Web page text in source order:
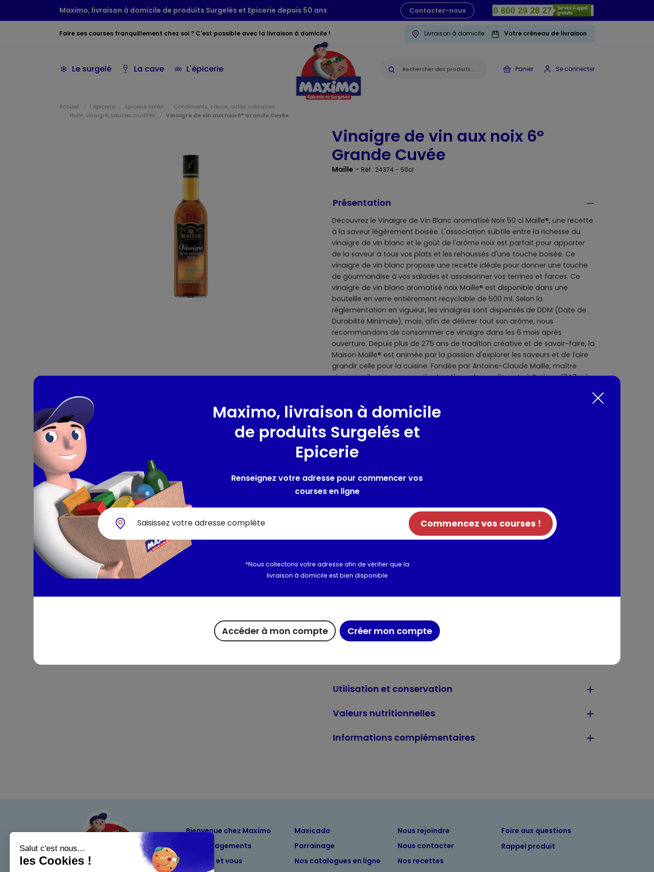
Maximo, livraison à domicile de produits Surgelés et Epicerie depuis 50 ans Contactez-nous
Faire ses courses tranquillement chez soi ? C'est possible avec la livraison à domicile ! Livraison à domicile Votre créneau de livraison
Le surgelé La cave L'épicerie Panier Se connecter
Accueil L'épicerie Epicerie salée
Condiments, sauce, aides culinaires
Huile, vinaigre, sauces crudités
Vinaigre de vin aux noix 6° Grande Cuvée
Vinaigre de vin aux noix 6°
Grande Cuvée
Maille - Réf : 24374 - 50cl
Présentation
Découvrez le Vinaigre de Vin Blanc aromatisé Noix 50 cl Maille®, une recette
à la saveur légèrement boisée. L'association subtile entre la richesse du
vinaigre de vin blanc et le goût de l'arôme noix est parfait pour apporter
de la saveur à tous vos plats et les rehaussés d'une touche boisée. Ce
vinaigre de vin blanc propose une recette idéale pour donner une touche
de gourmandise à vos salades et assaisonner vos terrines et farces. Ce
vinaigre de vin blanc aromatisé noix Maille® est disponible dans une
bouteille en verre entièrement recyclable de 500 ml. Selon la
réglementation en vigueur, les vinaigres sont dispensés de DDM (Date de
Durabilité Minimale), mais, afin de délivrer tout son arôme, nous
recommandons de consommer ce vinaigre dans les 6 mois après
ouverture. Depuis plus de 275 ans de tradition créative et de savoir-faire, la
Maison Maille® est animée par la passion d'explorer les saveurs et de faire
grandir celle pour la cuisine. Fondée par Antoine-Claude Maille, maître
vinaigrier, il ouvre sa première boutique de condiments à Paris en 1747, où
célébrité. Héritiers d'une créativité cultivée depuis près de 3 siècles, les
d'art culinaire. Leur obsession : explorer, sélectionner et associer les
meilleurs ingrédients pour apporter son supplément d'âme à chaque
recette. Le condiment Maille® est la touche qui réveille et révèle la beauté
comble les gourmets les plus exigeants... Les produits Maille® invitent à un
voyage dans le monde des saveurs. Avec comme passagers de choix : le
une expérience immersive dans l'univers Maille®, rendez-vous dans nos
boutiques à Paris et Dijon. Découvrez notre gamme de vinaigres et
spécialités au vinaigre : Vinaigre de Cidre adouci au jus de pomme
que nos recettes sur www.maille.com.
Utilisation et conservation
Composition / Ingrédients / Allergènes
Ingrédients : vinaigre de vin blanc 97%, arôme naturel, conservateur :
Valeurs nutritionnelles
Informations complémentaires
Bienvenue chez Maximo
Nos engagements
Maximo et vous
Maxicado
Parrainage
Nos catalogues en ligne
Nous rejoindre
Nous contacter
Nos recettes
Foire aux questions
Rappel produit
Maximo, livraison à domicile
de produits Surgelés et
Epicerie
Renseignez votre adresse pour commencer vos
courses en ligne
Commencez vos courses !
*Nous collectons votre adresse afin de vérifier que la
livraison à domicile est bien disponible
Accéder à mon compte Créer mon compte